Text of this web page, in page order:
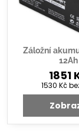
Záložní
12Ah
1851
1530 Kč